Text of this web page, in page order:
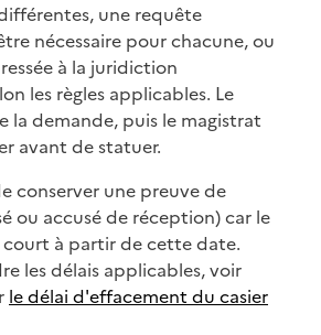
une requête
nécessaire pour chacune, ou
à la juridiction
les règles applicables. Le
la demande, puis le magistrat
avant de statuer.
conserver une preuve de
ou accusé de réception) car le
à partir de cette date.
les délais applicables, voir
le délai d'effacement du casier